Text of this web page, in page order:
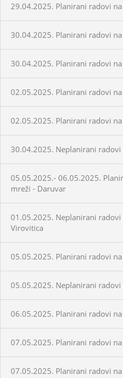
29.04.2025. Planirani radovi
30.04.2025. Planirani radovi
30.04.2025. Planirani radovi
02.05.2025. Planirani radovi
02.05.2025. Planirani radovi
30.04.2025. Neplanirani radovi
05.05.2025.- 06.05.2025.
mreži - Daruvar
01.05.2025. Neplanirani
Virovitica
05.05.2025. Planirani radovi
05.05.2025. Neplanirani radovi
06.05.2025. Planirani radovi
07.05.2025. Planirani radovi
07.05.2025. Planirani radovi